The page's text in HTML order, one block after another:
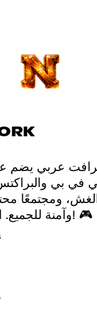
عربي يضم
في بي
ومجتمعًا
وآمنة للجميع. انضم إلينا وابدأ التحدي! 🎮